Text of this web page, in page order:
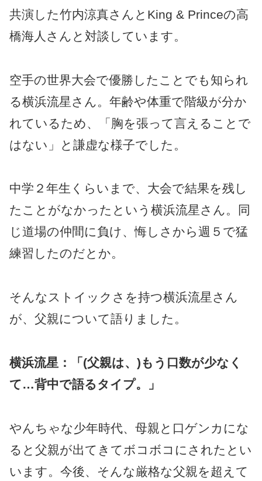
共演した竹内涼真さんとKing & Princeの高
橋海人さんと対談しています。
空手の世界大会で優勝したことでも知られ
る横浜流星さん。年齢や体重で階級が分か
れているため、「胸を張って言えることで
はない」と謙虚な様子でした。
中学２年生くらいまで、大会で結果を残し
たことがなかったという横浜流星さん。同
じ道場の仲間に負け、悔しさから週５で猛
練習したのだとか。
そんなストイックさを持つ横浜流星さん
が、父親について語りました。
横浜流星：「(父親は、)もう口数が少なく
て…背中で語るタイプ。」
やんちゃな少年時代、母親と口ゲンカにな
ると父親が出てきてボコボコにされたとい
います。今後、そんな厳格な父親を超えて